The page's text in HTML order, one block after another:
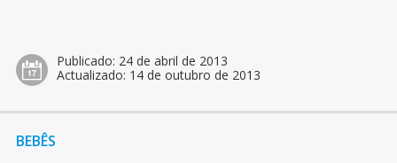
Publicado: 24 de abril de 2013
Actualizado: 14 de outubro de 2013
BEBÊS